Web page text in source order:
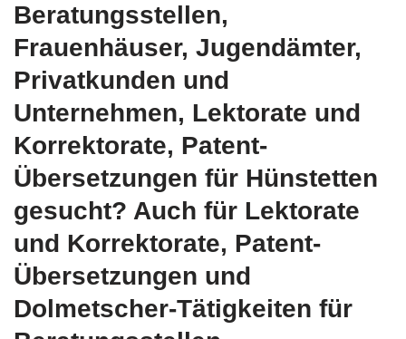
Beratungsstellen,
Frauenhäuser, Jugendämter,
Privatkunden und
Unternehmen, Lektorate und
Korrektorate, Patent-
Übersetzungen für Hünstetten
gesucht? Auch für Lektorate
und Korrektorate, Patent-
Übersetzungen und
Dolmetscher-Tätigkeiten für